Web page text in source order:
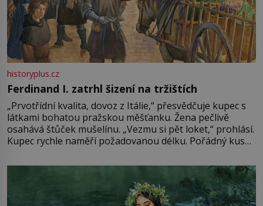
historyplus.cz
Ferdinand I. zatrhl šizení na tržištích
„Prvotřídní kvalita, dovoz z Itálie,“ přesvědčuje kupec s
látkami bohatou pražskou měšťanku. Žena pečlivě
osahává štůček mušelínu. „Vezmu si pět loket,“ prohlásí.
Kupec rychle naměří požadovanou délku. Pořádný kus
milostpaní. Stačí jenom na sukni,“ zhodnotí švadlena
množství růžového mušelínu. „Ošidili vás, podívejte.“
Vezme do ruky dřevěnou